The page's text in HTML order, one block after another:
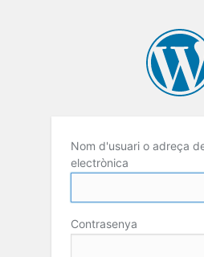
Nom d'usuari o adreça
electrònica
Contrasenya